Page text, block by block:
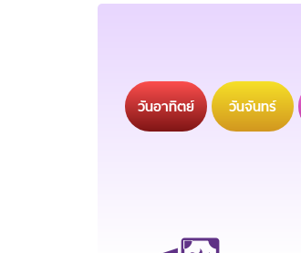
วันอาทิตย์ วันจันทร์